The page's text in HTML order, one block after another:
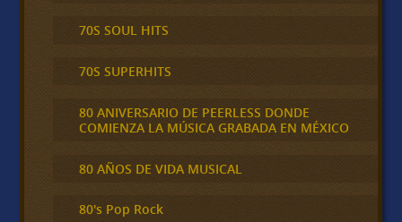
70S SOUL HITS
70S SUPERHITS
80 ANIVERSARIO DE PEERLESS DONDE
COMIENZA LA MÚSICA GRABADA EN MÉXICO
80 AÑOS DE VIDA MUSICAL
80's Pop Rock